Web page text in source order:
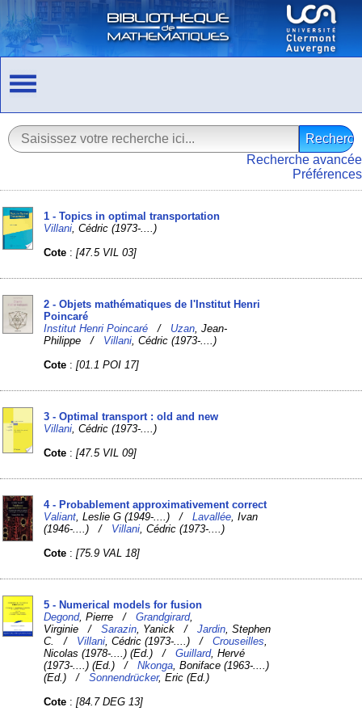
Recherche avancée
Préférences
1 - Topics in optimal transportation
Villani , Cédric (1973-....)
Cote :[47.5 VIL 03]
2 - Objets mathématiques de l'Institut Henri
Poincaré
Institut Henri Poincaré / Uzan , Jean-
Philippe / Villani , Cédric (1973-....)
Cote :[01.1 POI 17]
3 - Optimal transport : old and new
Villani , Cédric (1973-....)
Cote :[47.5 VIL 09]
4 - Probablement approximativement correct
Valiant , Leslie G (1949-....) /Lavallée , Ivan
(1946-....) / Villani , Cédric (1973-....)
Cote :[75.9 VAL 18]
5 - Numerical models for fusion
Degond, Pierre /Grandgirard,
Virginie /Sarazin , Yanick /Jardin , Stephen
C. / Villani , Cédric (1973-....) /Crouseilles
Nicolas (1978-....) (Ed.) /Guillard, Hervé
(1973-....) (Ed.) /Nkonga , Boniface (1963-....)
(Ed.) /Sonnendrücker, Eric (Ed.)
Cote :[84.7 DEG 13]